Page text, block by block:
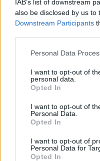
IAB’s list of downstream
also be disclosed by us to
Downstream Participants
Personal Data
I want to opt-out of
personal data.
Opted In
I want to opt-out of
Personal Data.
Opted In
I want to opt-out of
Personal Data for
Opted In
17 Alex Alcazar
Marco Carboni